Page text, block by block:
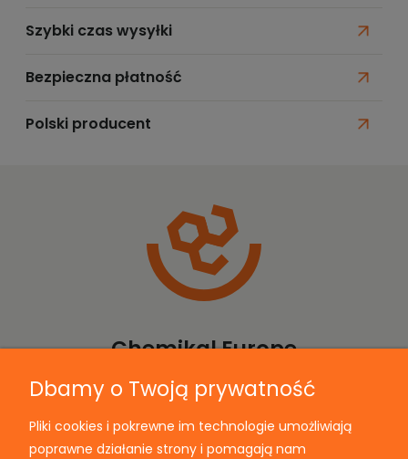
Szybki czas wysyłki
Bezpieczna płatność
Polski producent
Chemikal Europe
Informacje
Dbamy o Twoją prywatność
Pliki cookies i pokrewne im technologie umożliwiają
poprawne działanie strony i pomagają nam